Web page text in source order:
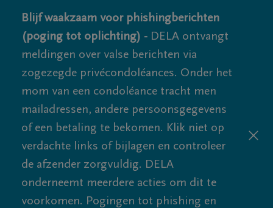
Blijf waakzaam voor phishingberichten
(poging tot oplichting) - DELA ontvangt
meldingen over valse berichten via
zogezegde privécondoléances. Onder het
mom van een condoléance tracht men
mailadressen, andere persoonsgegevens
of een betaling te bekomen. Klik niet op
verdachte links of bijlagen en controleer
de afzender zorgvuldig. DELA
onderneemt meerdere acties om dit te
voorkomen. Pogingen tot phishing en